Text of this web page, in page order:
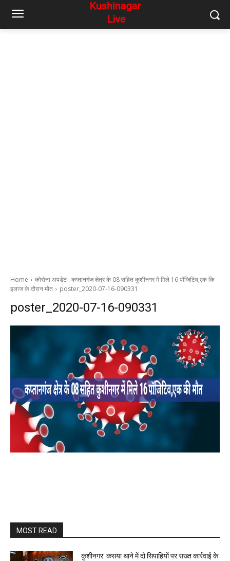
Home
कोरोना अपडेट : कप्तानगंज क्षेत्र के 08 सहित कुशीनगर में मिले 16 पॉजिटिव,एक कि
इलाज के दौरान मौत
poster_2020-07-16-090331
poster_2020-07-16-090331
MOST READ
कुशीनगर: कसया थाने में दो सिपाहियों पर सख्त कार्रवाई के